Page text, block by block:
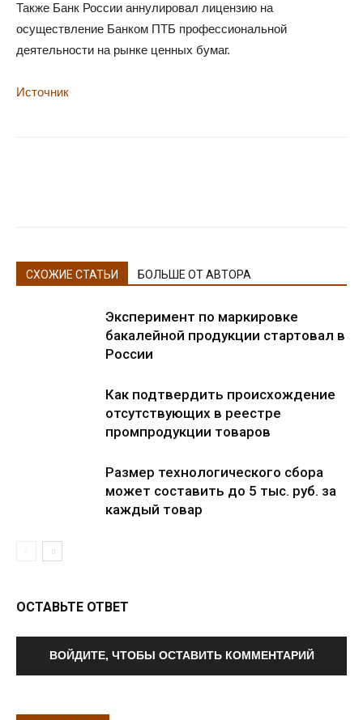
Также Банк России аннулировал лицензию на
осуществление Банком ПТБ профессиональной
деятельности на рынке ценных бумаг.
Источник
СХОЖИЕ СТАТЬИ БОЛЬШЕ ОТ АВТОРА
Эксперимент по маркировке
бакалейной продукции стартовал в
России
Как подтвердить происхождение
отсутствующих в реестре
промпродукции товаров
Размер технологического сбора
может составить до 5 тыс. руб. за
каждый товар
ОСТАВЬТЕ ОТВЕТ
ВОЙДИТЕ, ЧТОБЫ ОСТАВИТЬ КОММЕНТАРИЙ